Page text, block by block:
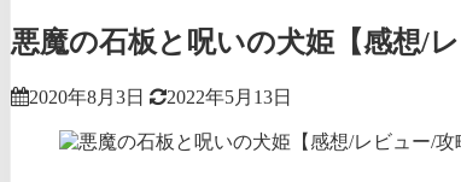
悪魔の石板と呪いの犬姫【感想/レ
2020年8月3日 2022年5月13日